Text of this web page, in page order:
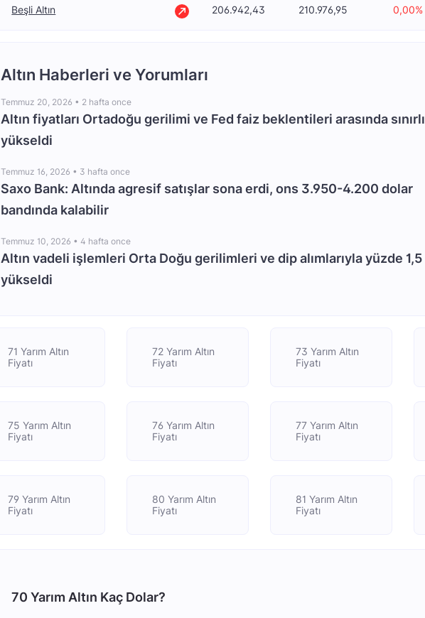
Beşli Altın 206.942,43 210.976,95 0,00%
Altın Haberleri ve Yorumları
Temmuz 20, 2026 • 2 hafta once
Altın fiyatları Ortadoğu gerilimi ve Fed faiz beklentileri arasında sınırlı
yükseldi
Temmuz 16, 2026 • 3 hafta once
Saxo Bank: Altında agresif satışlar sona erdi, ons 3.950-4.200 dolar
bandında kalabilir
Temmuz 10, 2026 •4 hafta once
Altın vadeli işlemleri Orta Doğu gerilimleri ve dip alımlarıyla yüzde 1,5
yükseldi
71 Yarım Altın
Fiyatı
72 Yarım Altın
Fiyatı
73 Yarım Altın
Fiyatı
75 Yarım Altın
Fiyatı
76 Yarım Altın
Fiyatı
77 Yarım Altın
Fiyatı
79 Yarım Altın
Fiyatı
80 Yarım Altın
Fiyatı
81 Yarım Altın
Fiyatı
70 Yarım Altın Kaç Dolar?